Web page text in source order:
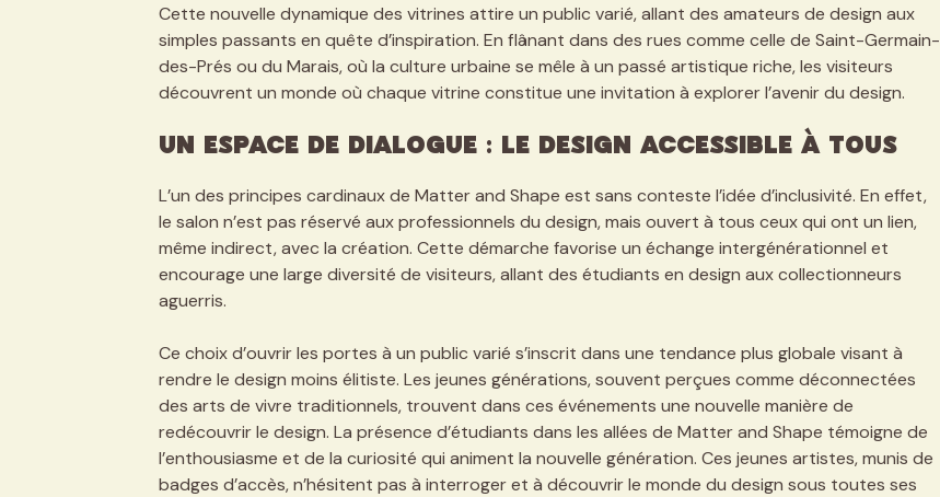
Cette nouvelle dynamique des vitrines attire un public varié, allant des amateurs de design aux
simples passants en quête d’inspiration. En flânant dans des rues comme celle de Saint-Germain-
des-Prés ou du Marais, où la culture urbaine se mêle à un passé artistique riche, les visiteurs
découvrent un monde où chaque vitrine constitue une invitation à explorer l’avenir du design.
Un espace de dialogue : Le Design Accessible à Tous
L’un des principes cardinaux de Matter and Shape est sans conteste l’idée d’inclusivité. En effet,
le salon n’est pas réservé aux professionnels du design, mais ouvert à tous ceux qui ont un lien,
même indirect, avec la création. Cette démarche favorise un échange intergénérationnel et
encourage une large diversité de visiteurs, allant des étudiants en design aux collectionneurs
aguerris.
Ce choix d’ouvrir les portes à un public varié s’inscrit dans une tendance plus globale visant à
rendre le design moins élitiste. Les jeunes générations, souvent perçues comme déconnectées
des arts de vivre traditionnels, trouvent dans ces événements une nouvelle manière de
redécouvrir le design. La présence d’étudiants dans les allées de Matter and Shape témoigne de
l’enthousiasme et de la curiosité qui animent la nouvelle génération. Ces jeunes artistes, munis de
badges d’accès, n’hésitent pas à interroger et à découvrir le monde du design sous toutes ses